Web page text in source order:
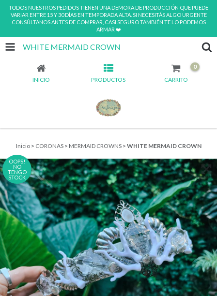
TODOS NUESTROS PEDIDOS TIENEN UNA DEMORA DE PRODUCCIÓN QUE PUEDE
VARIAR ENTRE 15 Y 30 DÍAS EN TEMPORADA ALTA. SI NECESITÁS ALGO URGENTE
CONSÚLTANOS ANTES DE COMPRAR, CASI SEGURO TAMBIÉN TE LO PODEMOS
ARMAR ❤️
WHITE MERMAID CROWN
INICIO PRODUCTOS CARRITO
0
Inicio > CORONAS > MERMAID CROWNS > WHITE MERMAID CROWN
OOPS!
NO
TENGO
STOCK